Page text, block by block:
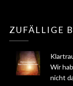
ZUFÄLLIGE
Wir
nicht